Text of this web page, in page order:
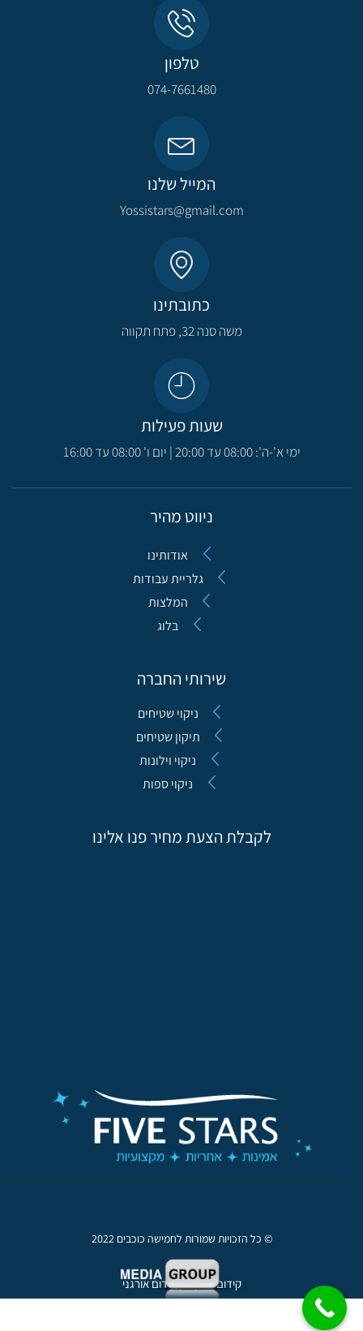
טלפון
074-7661480
המייל שלנו
Yossistars@gmail.com​
כתובתינו
משה סנה 32, פתח תקווה​
שעות פעילות
ימי א'-ה': 08:00 עד 20:00 | יום ו' 08:00 עד 16:00
ניווט מהיר
אודותינו
גלריית עבודות
המלצות
בלוג
שירותי החברה
ניקוי שטיחים
תיקון שטיחים
ניקוי וילונות
ניקוי ספות
לקבלת הצעת מחיר פנו אלינו
© כל הזכויות שמורות לחמישה כוכבים 2022
קידום עסקים | קידום אורגני